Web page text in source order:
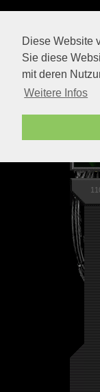
Diese Website
Sie diese
mit deren
Weitere Infos